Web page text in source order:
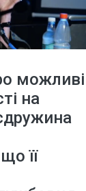
можливі
на
її